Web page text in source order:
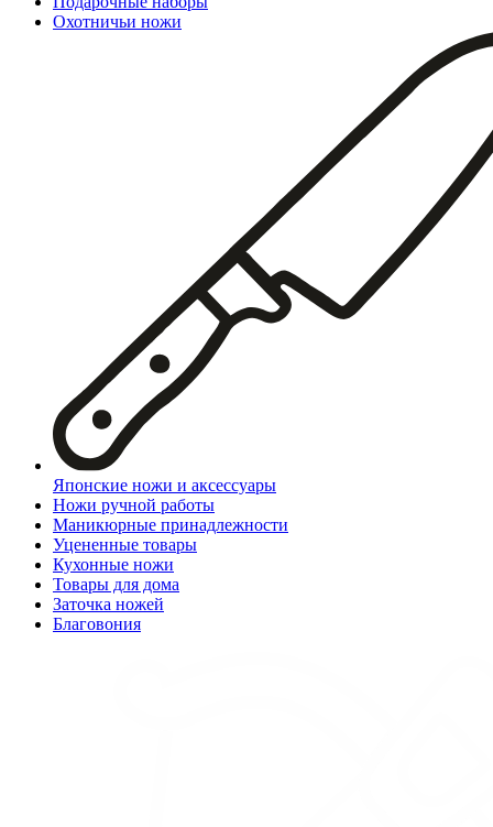
Охотничьи ножи
Японские ножи и аксессуары
Ножи ручной работы
Маникюрные принадлежности
Уцененные товары
Кухонные ножи
Товары для дома
Заточка ножей
Благовония